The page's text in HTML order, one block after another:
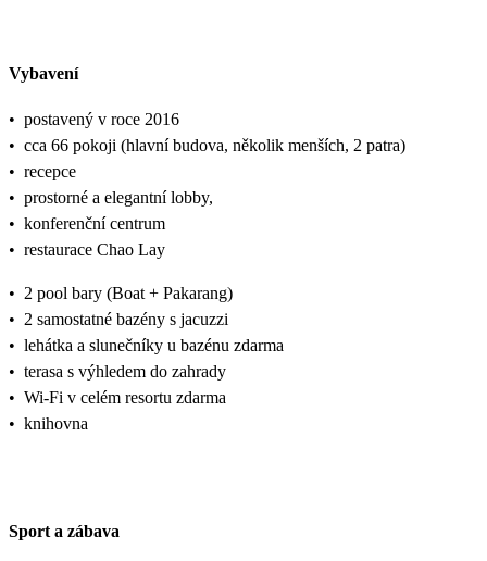
Vybavení
• postavený v roce 2016
• cca 66 pokoji (hlavní budova, několik menších, 2 patra)
• recepce
• prostorné a elegantní lobby,
• konferenční centrum
• restaurace Chao Lay
• 2 pool bary (Boat + Pakarang)
• 2 samostatné bazény s jacuzzi
• lehátka a slunečníky u bazénu zdarma
• terasa s výhledem do zahrady
• Wi-Fi v celém resortu zdarma
• knihovna
Sport a zábava